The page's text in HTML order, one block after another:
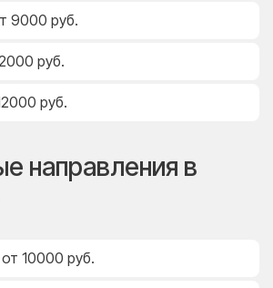
9000 руб.
руб.
руб.
направления в
от 10000 руб.